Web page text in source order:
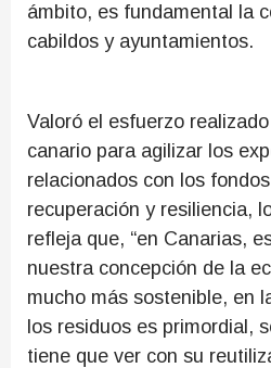
ámbito, es fundamental la
cabildos y ayuntamientos.
Valoró el esfuerzo
canario para agilizar los
relacionados con los
recuperación y resiliencia,
refleja que, “en Canarias,
nuestra concepción de la
mucho más sostenible, en
los residuos es primordial,
tiene que ver con su